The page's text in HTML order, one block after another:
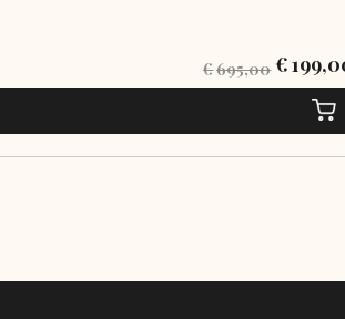
€695,00 €